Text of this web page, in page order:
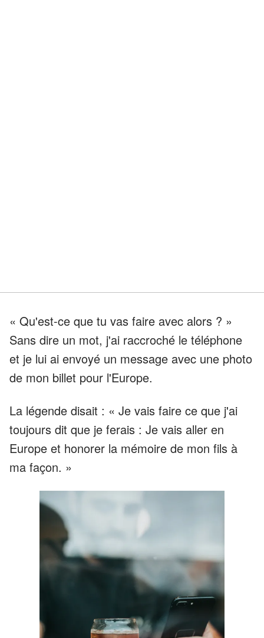
« Qu'est-ce que tu vas faire avec alors ? »
Sans dire un mot, j'ai raccroché le téléphone
et je lui ai envoyé un message avec une photo
de mon billet pour l'Europe.
La légende disait : « Je vais faire ce que j'ai
toujours dit que je ferais : Je vais aller en
Europe et honorer la mémoire de mon fils à
ma façon. »